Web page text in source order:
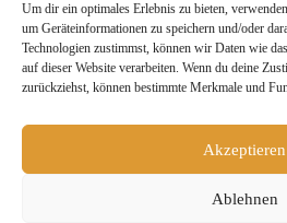
Um dir ein optimales Erlebnis zu bieten,
um Geräteinformationen zu speichern und/oder
Technologien zustimmst, können wir Daten wie
auf dieser Website verarbeiten. Wenn du deine
zurückziehst, können bestimmte Merkmale und
Akzeptieren
Ablehnen